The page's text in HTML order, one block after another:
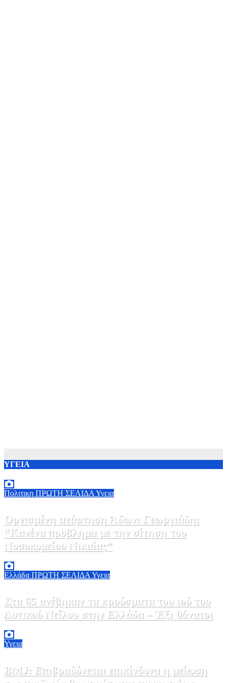
ΥΓΕΙΑ
Πολιτικη ΠΡΩΤΗ ΣΕΛΙΔΑ Υγεια
Οργισμένη ανάρτηση Άδωνι Γεωργιάδη:
“Κανένα προβλημα με την σίτηση του
Νοσοκομείου Νικαίας”
Ελλάδα ΠΡΩΤΗ ΣΕΛΙΔΑ Υγεια
Στα 65 ανέβηκαν τα κρούσματα του ιού του
Δυτικού Νείλου στην Ελλάδα – Έξι θάνατοι
Υγεια
BMJ: Επιβραδύνεται επικίνδυνα η μείωση